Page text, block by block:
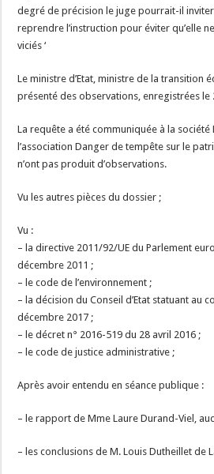
degré de précision le juge pourrait-il inviter
reprendre l’instruction pour éviter qu’elle
viciés ‘
Le ministre d’Etat, ministre de la transition
présenté des observations, enregistrées le
La requête a été communiquée à la société
l’association Danger de tempête sur le
n’ont pas produit d’observations.
Vu les autres pièces du dossier ;
Vu :
– la directive 2011/92/UE du Parlement
décembre 2011 ;
– le code de l’environnement ;
– la décision du Conseil d’Etat statuant au
décembre 2017 ;
– le décret n° 2016-519 du 28 avril 2016 ;
– le code de justice administrative ;
Après avoir entendu en séance publique :
– le rapport de Mme Laure Durand-Viel,
– les conclusions de M. Louis Dutheillet de